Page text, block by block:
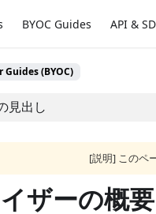
BYOC Guides API &
Guides (BYOC)
見出し
[説明] このペ
ザーの概要